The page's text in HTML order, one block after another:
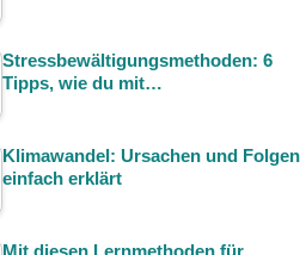
Stressbewältigungsmethoden: 6
Tipps, wie du mit…
Klimawandel: Ursachen und Folgen
einfach erklärt
Mit diesen Lernmethoden für